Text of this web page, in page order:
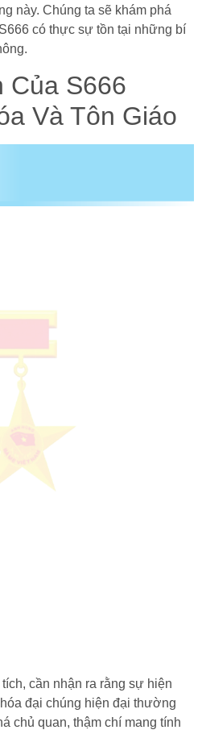
này. Chúng ta sẽ khám phá
có thực sự tồn tại những bí
Của S666
Và Tôn Giáo
cần nhận ra rằng sự hiện
đại chúng hiện đại thường
chủ quan, thậm chí mang tính